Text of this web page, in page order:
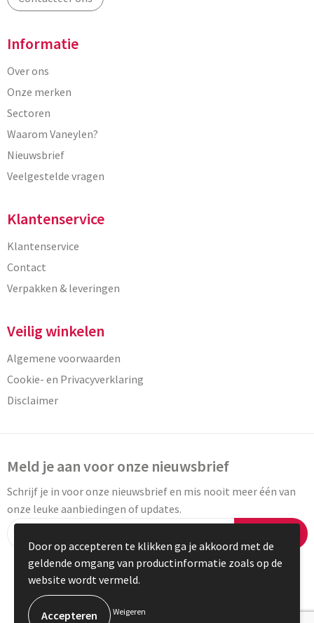
Informatie
Over ons
Onze merken
Sectoren
Waarom Vaneylen?
Nieuwsbrief
Veelgestelde vragen
Klantenservice
Klantenservice
Contact
Verpakken & leveringen
Veilig winkelen
Algemene voorwaarden
Cookie- en Privacyverklaring
Disclaimer
Meld je aan voor onze nieuwsbrief
Schrijf je in voor onze nieuwsbrief en mis nooit meer één van
onze leuke aanbiedingen of updates.
© Copyright Vaneylen 2023
Door op accepteren te klikken ga je akkoord met de
geldende omgang van productinformatie zoals op de
website wordt vermeld.
Weigeren